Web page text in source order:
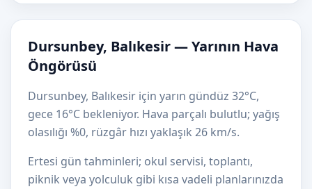
Dursunbey, Balıkesir — Yarının Hava
Öngörüsü
Dursunbey, Balıkesir için yarın gündüz 32°C,
gece 16°C bekleniyor. Hava parçalı bulutlu; yağış
olasılığı %0, rüzgâr hızı yaklaşık 26 km/s.
Ertesi gün tahminleri; okul servisi, toplantı,
piknik veya yolculuk gibi kısa vadeli planlarınızda